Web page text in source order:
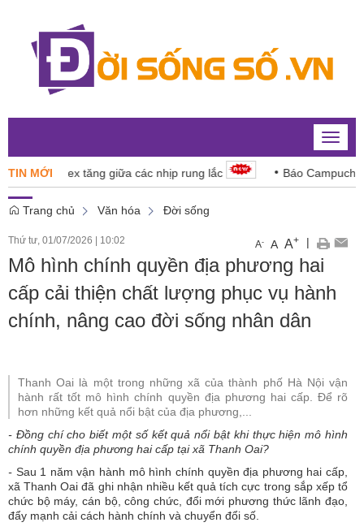
Toggle
TIN MỚI
Index tăng giữa các nhịp rung lắc Báo Campuchia ‘dè
Trang chủ Văn hóa Đời sống
Thứ tư, 01/07/2026 10:02 A- A A+ |
Mô hình chính quyền địa phương hai
cấp cải thiện chất lượng phục vụ hành
chính, nâng cao đời sống nhân dân
Thanh Oai là một trong những xã của thành phố Hà Nội vận
hành rất tốt mô hình chính quyền địa phương hai cấp. Để rõ
hơn những kết quả nổi bật của địa phương,...
- Đồng chí cho biết một số kết quả nổi bật khi thực hiện mô hình
chính quyền địa phương hai cấp tại xã Thanh Oai?
- Sau 1 năm vận hành mô hình chính quyền địa phương hai cấp,
xã Thanh Oai đã ghi nhận nhiều kết quả tích cực trong sắp xếp tổ
chức bộ máy, cán bộ, công chức, đổi mới phương thức lãnh đạo,
đẩy mạnh cải cách hành chính và chuyển đổi số.